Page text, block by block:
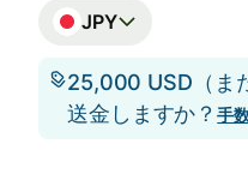
JPY
25,000 USD（ま
送金しますか？手